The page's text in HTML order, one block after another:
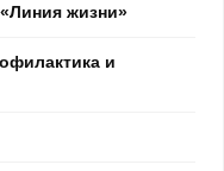
жизни»
и